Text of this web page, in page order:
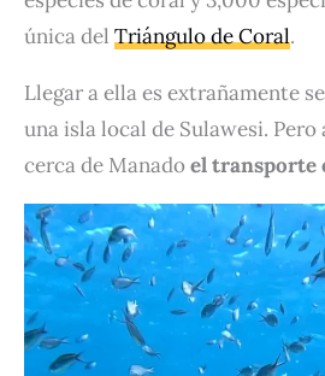
única del Triángulo de Coral.
Llegar a ella es extrañamente
una isla local de Sulawesi.
cerca de Manadoel transporte